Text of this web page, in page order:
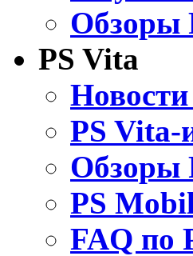
Обзоры
PS Vita
PS Vita-
Обзоры
PS
FAQ по